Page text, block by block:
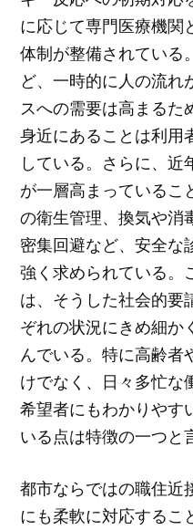
に応じて専門医療機関
体制が整備されている
ど、一時的に人の流れ
スへの需要は高まるた
身近にあることは利用
している。さらに、近
が一層高まっているこ
の衛生管理、換気や消
密集回避など、安全な
強く求められている。
は、そうした社会的要
ぞれの状況にきめ細か
んでいる。特に高齢者
けでなく、日々多忙な
希望者にもわかりやす
いる点は特徴の一つと
都市ならではの職住近
にも柔軟に対応するこ